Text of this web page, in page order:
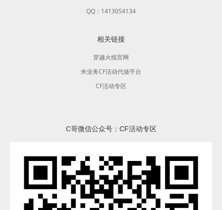
QQ：1413054134
相关链接
穿越火线官网
米业务CF活动代做平台
CF活动专区
C哥微信公众号：CF活动专区